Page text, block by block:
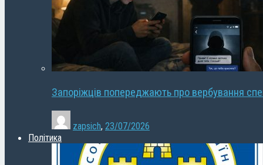
Запоріжців попереджають про вербування
zapsich, 23/07/2026
Політика